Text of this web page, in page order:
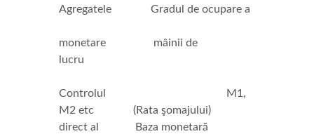
Agregatele Gradul de ocupare a
monetare mâinii de
lucru
Controlul M1,
M2 etc (Rata şomajului)
direct al Baza monetară